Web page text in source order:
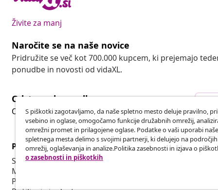
Živite za manj
Naročite se na naše novice
Pridružite se več kot 700.000 kupcem, ki prejemajo
ponudbe in novosti od vidaXL.
Odstop od pogodbe
Oddaj zahtevek za odstop od naročila.
Podpora za stranke
Sledite svojemu naročilu
Moj račun
Plačilo
Poslovanje
S piškotki zagotavljamo, da naše spletno mesto deluje pravilno,
vsebino in oglase, omogočamo funkcije družabnih omrežij,
omrežni promet in prilagojene oglase. Podatke o vaši uporabi
spletnega mesta delimo s svojimi partnerji, ki delujejo na
omrežij, oglaševanja in analize.Politika zasebnosti in izjava o
o zasebnosti in piškotkih